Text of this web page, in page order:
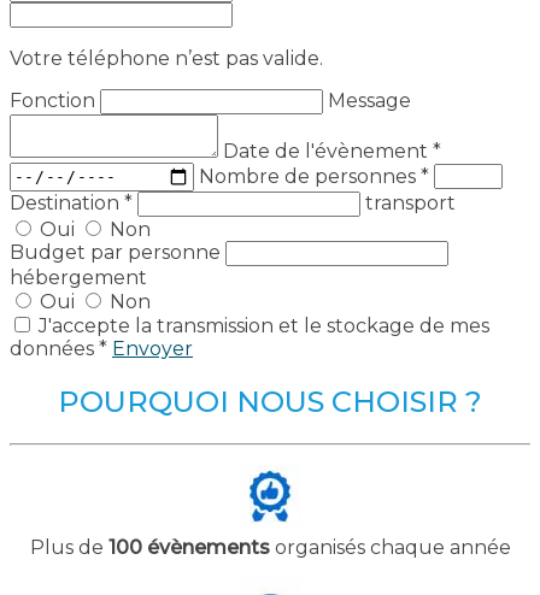
Votre téléphone n’est pas valide.
Fonction
Message
Date de l'évènement *
Nombre de personnes *
Destination *
transport
Oui
Non
Budget par personne
hébergement
Oui
Non
J'accepte la transmission et le stockage de mes
données * Envoyer
POURQUOI NOUS CHOISIR ?
Plus de 100 évènementsorganisés chaque année